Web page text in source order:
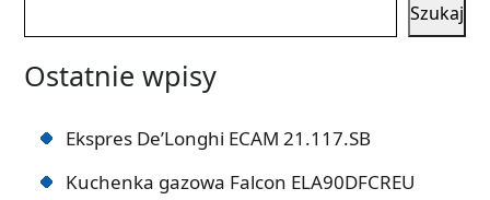
Szukaj
Ostatnie wpisy
Ekspres De’Longhi ECAM 21.117.SB
Kuchenka gazowa Falcon ELA90DFCREU